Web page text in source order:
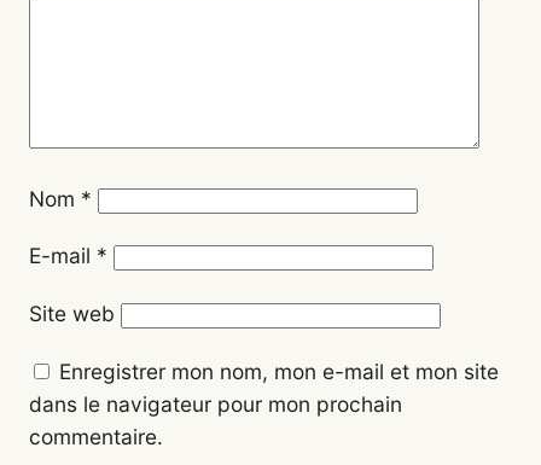
Nom *
E-mail *
Site web
Enregistrer mon nom, mon e-mail et mon site
dans le navigateur pour mon prochain
commentaire.